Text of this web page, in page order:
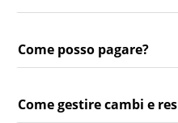
Come posso pagare?
Come gestire cambi e